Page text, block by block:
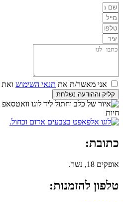
אני מאשר/ת את תנאי השימוש ואת
קליק וההודעה נשלחת
כתובת:
אופקים 18, נשר.
טלפון להזמנות: